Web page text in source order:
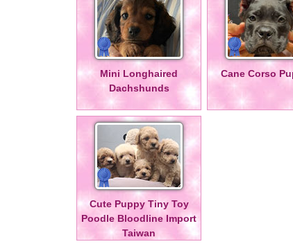
Mini Longhaired
Dachshunds
Cane Corso
Cute Puppy Tiny Toy
Poodle Bloodline Import
Taiwan